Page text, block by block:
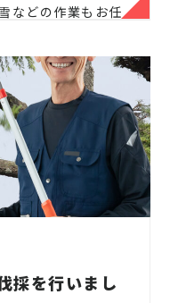
ち、もみの木、どん
キ、コニファー、
チナシ、ナンテン、
デカシワ、マキの
ハダ、いちじく、椰
葉、シマトネリコ、
木、柿、みかん、グ
ンベリー、ヤマボ
モチ、ベニカナメ、
などの作業もお任
刈りなどのお庭の
当社にご相談くださ
と、外構工事やエク
で行っております
ことなら当社にお気
ご対応させて頂き
採を行いまし